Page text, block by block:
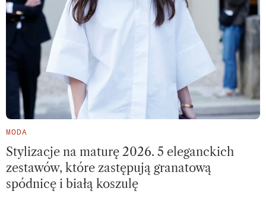
MODA
Stylizacje na maturę 2026. 5 eleganckich
zestawów, które zastępują granatową
spódnicę i białą koszulę